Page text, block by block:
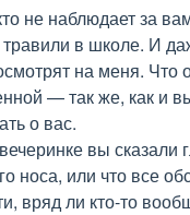
не наблюдает за
в школе. И
на меня. Что
— так же, как и
о вас.
вы
носа, или что все
вряд ли кто-то